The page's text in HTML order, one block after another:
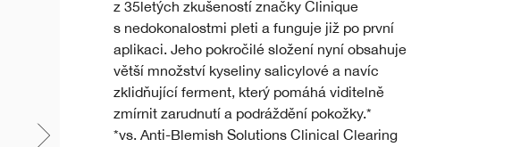
z 35letých zkušeností značky Clinique
s nedokonalostmi pleti a funguje již po první
aplikaci. Jeho pokročilé složení nyní obsahuje
větší množství kyseliny salicylové a navíc
zklidňující ferment, který pomáhá viditelně
zmírnit zarudnutí a podráždění pokožky.*
*vs. Anti-Blemish Solutions Clinical Clearing